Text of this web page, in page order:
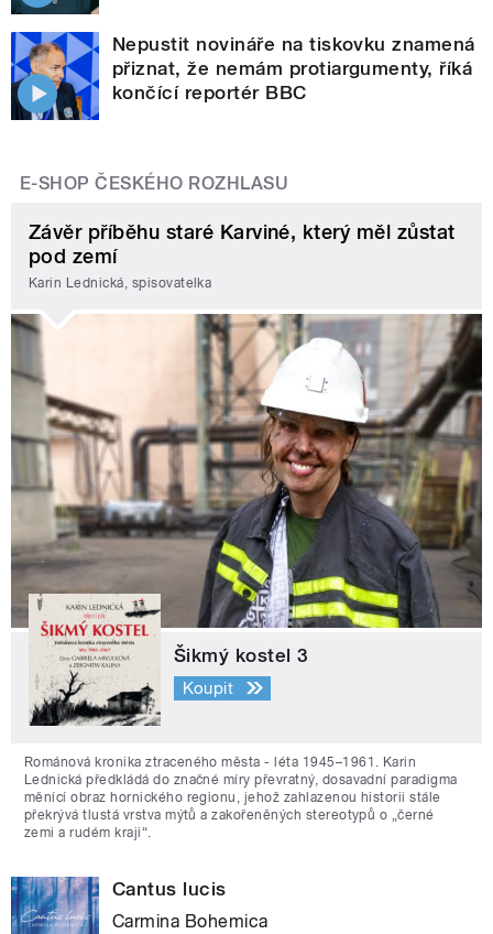
Nepustit novináře na tiskovku znamená
přiznat, že nemám protiargumenty, říká
končící reportér BBC
E-SHOP ČESKÉHO ROZHLASU
Závěr příběhu staré Karviné, který měl zůstat
pod zemí
Karin Lednická, spisovatelka
Šikmý kostel 3
Koupit
Románová kronika ztraceného města - léta 1945–1961. Karin
Lednická předkládá do značné míry převratný, dosavadní paradigma
měnící obraz hornického regionu, jehož zahlazenou historii stále
překrývá tlustá vrstva mýtů a zakořeněných stereotypů o „černé
zemi a rudém kraji“.
Cantus lucis
Carmina Bohemica